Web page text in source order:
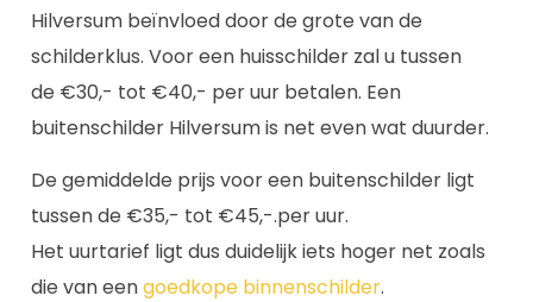
Hilversum beïnvloed door de grote van de
schilderklus. Voor een huisschilder zal u tussen
de €30,- tot €40,- per uur betalen. Een
buitenschilder Hilversum is net even wat duurder.
De gemiddelde prijs voor een buitenschilder ligt
tussen de €35,- tot €45,-.per uur.
Het uurtarief ligt dus duidelijk iets hoger net zoals
die van eengoedkope binnenschilder.